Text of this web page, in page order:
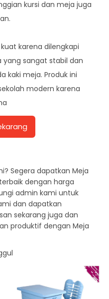
kursi dan meja juga
karena dilengkapi
yang sangat stabil dan
kaki meja. Produk ini
modern karena
Segera dapatkan Meja
dengan harga
admin kami untuk
dan dapatkan
sekarang juga dan
produktif dengan Meja